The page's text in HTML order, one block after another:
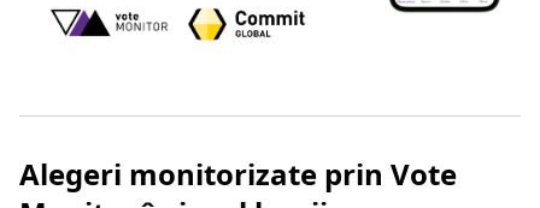
Alegeri monitorizate prin Vote